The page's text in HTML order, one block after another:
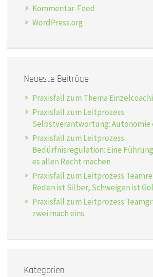
Kommentar-Feed
WordPress.org
Neueste Beiträge
Praxisfall zum Thema
Praxisfall zum Leitprozess
Selbstverantwortung:
Praxisfall zum Leitprozess
Bedürfnisregulation: Eine
es allen Recht machen
Praxisfall zum Leitprozess
Reden ist Silber, Schweigen ist
Praxisfall zum Leitprozess
zwei mach eins
Kategorien